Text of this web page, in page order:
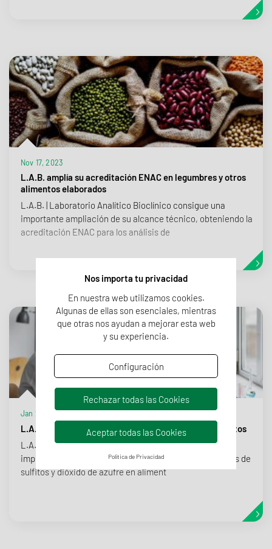
Nov 17, 2023
L.A.B. amplía su acreditación ENAC en legumbres y otros
alimentos elaborados
L.A.B. | Laboratorio Analítico Bioclínico consigue una
importante ampliación de su alcance técnico, obteniendo la
acreditación ENAC para los análisis de
Jan 24, 2023
L.A.B. amplía su alcance ENAC para el análisis de sulfitos
L.A.B. | Laboratorio Analítico Bioclínico consigue una
importante ampliación de acreditación ENAC en análisis de
sulfitos y dióxido de azufre en aliment
Nos importa tu privacidad
En nuestra web utilizamos cookies.
Algunas de ellas son esenciales, mientras
que otras nos ayudan a mejorar esta web
y su experiencia.
Configuración
Rechazar todas las Cookies
Aceptar todas las Cookies
Política de Privacidad